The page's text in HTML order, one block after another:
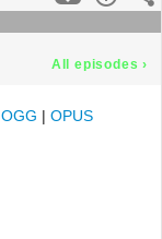
All episodes ›
OGG | OPUS